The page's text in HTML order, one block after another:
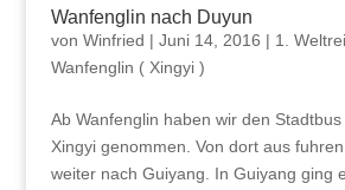
Wanfenglin nach Duyun
von Winfried | Juni 14, 2016 | 1.
Wanfenglin ( Xingyi )
Ab Wanfenglin haben wir den
Xingyi genommen. Von dort aus
weiter nach Guiyang. In Guiyang ging